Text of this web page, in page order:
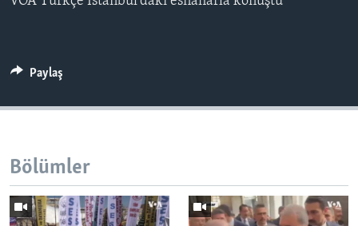
Paylaş
Bölümler